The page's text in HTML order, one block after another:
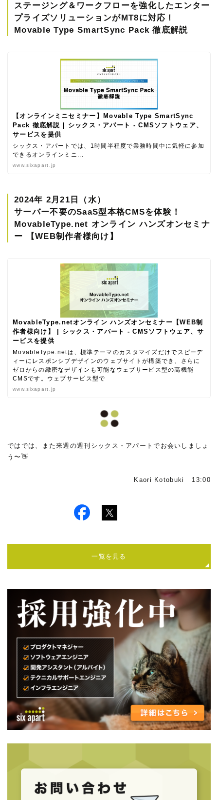
ステージング＆ワークフローを強化したエンター
プライズソリューションがMT8に対応！
Movable Type SmartSync Pack 徹底解説
【オンラインミニセミナー】Movable Type SmartSync
Pack 徹底解説 | シックス・アパート - CMSソフトウェア、
サービスを提供
シックス・アパートでは、1時間半程度で業務時間中に気軽に参加
できるオンラインミニ...
www.sixapart.jp
2024年 2月21日（水）
サーバー不要のSaaS型本格CMSを体験！
MovableType.net オンライン ハンズオンセミナ
ー 【WEB制作者様向け】
MovableType.netオンライン ハンズオンセミナー【WEB制
作者様向け】 | シックス・アパート - CMSソフトウェア、サ
ービスを提供
MovableType.netは、標準テーマのカスタマイズだけでスピーデ
ィーにレスポンシブデザインのウェブサイトが構築でき、さらに
ゼロからの緻密なデザインも可能なウェブサービス型の高機能
CMSです。ウェブサービス型で
www.sixapart.jp
ではでは、また来週の週刊シックス・アパートでお会いしましょ
う〜👋
Kaori Kotobuki 13:00
一覧を見る